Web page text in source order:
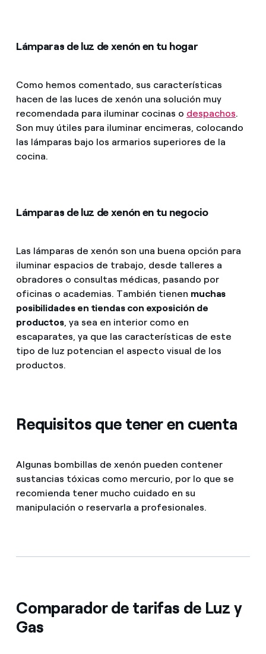
Lámparas de luz de xenón en tu hogar
Como hemos comentado, sus características
hacen de las luces de xenón una solución muy
recomendada para iluminar cocinas o despachos.
Son muy útiles para iluminar encimeras, colocando
las lámparas bajo los armarios superiores de la
cocina.
Lámparas de luz de xenón en tu negocio
Las lámparas de xenón son una buena opción para
iluminar espacios de trabajo, desde talleres a
obradores o consultas médicas, pasando por
oficinas o academias. También tienen muchas
posibilidades en tiendas con exposición de
productos, ya sea en interior como en
escaparates, ya que las características de este
tipo de luz potencian el aspecto visual de los
productos.
Requisitos que tener en cuenta
Algunas bombillas de xenón pueden contener
sustancias tóxicas como mercurio, por lo que se
recomienda tener mucho cuidado en su
manipulación o reservarla a profesionales.
Comparador de tarifas de Luz y
Gas